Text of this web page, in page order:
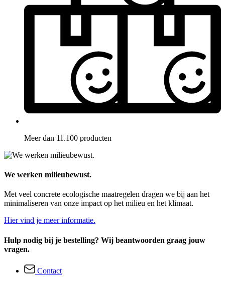
Meer dan 11.100 producten
We werken milieubewust.
Met veel concrete ecologische maatregelen dragen we bij aan het
minimaliseren van onze impact op het milieu en het klimaat.
Hier vind je meer informatie.
Hulp nodig bij je bestelling? Wij beantwoorden graag jouw
vragen.
Contact